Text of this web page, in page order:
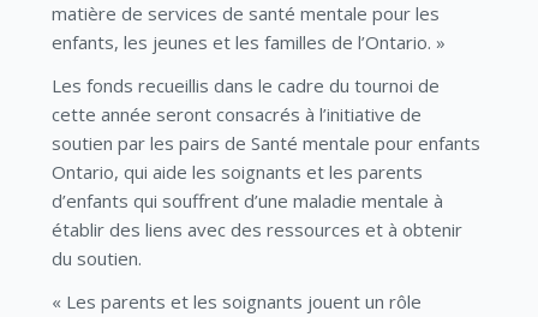
matière de services de santé mentale pour les
enfants, les jeunes et les familles de l’Ontario. »
Les fonds recueillis dans le cadre du tournoi de
cette année seront consacrés à l’initiative de
soutien par les pairs de Santé mentale pour enfants
Ontario, qui aide les soignants et les parents
d’enfants qui souffrent d’une maladie mentale à
établir des liens avec des ressources et à obtenir
du soutien.
« Les parents et les soignants jouent un rôle